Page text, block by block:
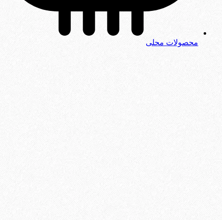
محصولات محلی